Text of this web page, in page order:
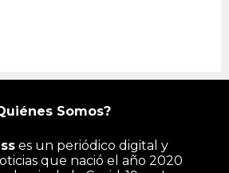
Somos?
es un periódico digital y
que nació el año 2020